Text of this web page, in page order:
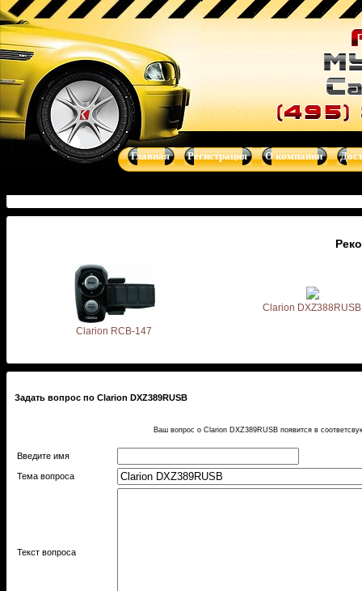
Главная Регистрация О компании
Clarion RCB-147
Clarion DXZ388RUSB
Задать вопрос по Clarion DXZ389RUSB
Ваш вопрос о Clarion DXZ389RUSB появится в
Введите имя
Тема вопроса
Текст вопроса